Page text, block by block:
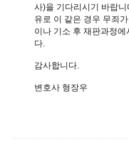
사)을 기다리시기 바랍니
유로 이 같은 경우 무죄
이나 기소 후 재판과정
다.
감사합니다.
변호사 형장우